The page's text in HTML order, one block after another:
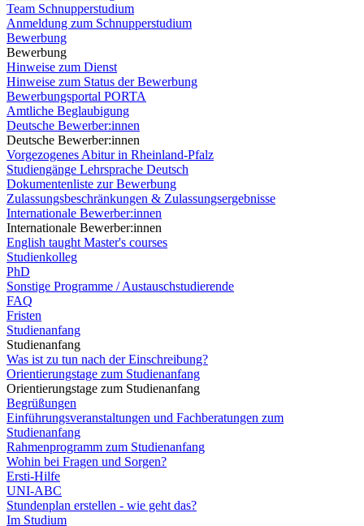
Team Schnupperstudium
Anmeldung zum Schnupperstudium
Bewerbung
Bewerbung
Hinweise zum Dienst
Hinweise zum Status der Bewerbung
Bewerbungsportal PORTA
Amtliche Beglaubigung
Deutsche Bewerber:innen
Deutsche Bewerber:innen
Vorgezogenes Abitur in Rheinland-Pfalz
Studiengänge Lehrsprache Deutsch
Dokumentenliste zur Bewerbung
Zulassungsbeschränkungen & Zulassungsergebnisse
Internationale Bewerber:innen
Internationale Bewerber:innen
English taught Master's courses
Studienkolleg
PhD
Sonstige Programme / Austauschstudierende
FAQ
Fristen
Studienanfang
Studienanfang
Was ist zu tun nach der Einschreibung?
Orientierungstage zum Studienanfang
Orientierungstage zum Studienanfang
Begrüßungen
Einführungsveranstaltungen und Fachberatungen zum
Studienanfang
Rahmenprogramm zum Studienanfang
Wohin bei Fragen und Sorgen?
Ersti-Hilfe
UNI-ABC
Stundenplan erstellen - wie geht das?
Im Studium